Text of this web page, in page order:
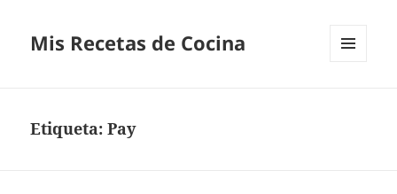
Mis Recetas de Cocina
Etiqueta:Pay